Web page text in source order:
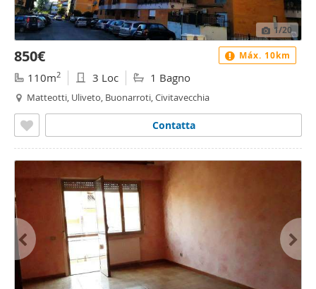
1/20
850€
110m2 3 Loc 1 Bagno
Matteotti, Uliveto, Buonarroti, Civitavecchia
Contatta
Máx. 10km